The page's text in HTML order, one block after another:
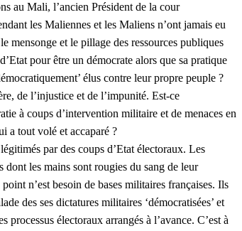
au Mali, l’ancien Président de la cour
les Maliennes et les Maliens n’ont jamais eu
mensonge et le pillage des ressources publiques
pour être un démocrate alors que sa pratique
élus contre leur propre peuple ?
de l’injustice et de l’impunité. Est-ce
à coups d’intervention militaire et de menaces en
a tout volé et accaparé ?
par des coups d’Etat électoraux. Les
les mains sont rougies du sang de leur
n’est besoin de bases militaires françaises. Ils
des ses dictatures militaires ‘démocratisées’ et
électoraux arrangés à l’avance. C’est à